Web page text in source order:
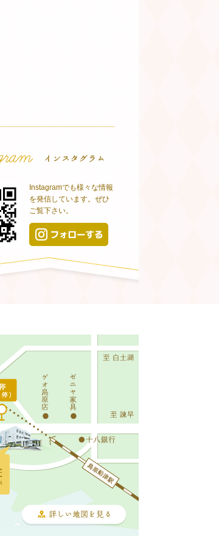
Instagramでも様々な情報
を発信しています。ぜひ
ご覧下さい。